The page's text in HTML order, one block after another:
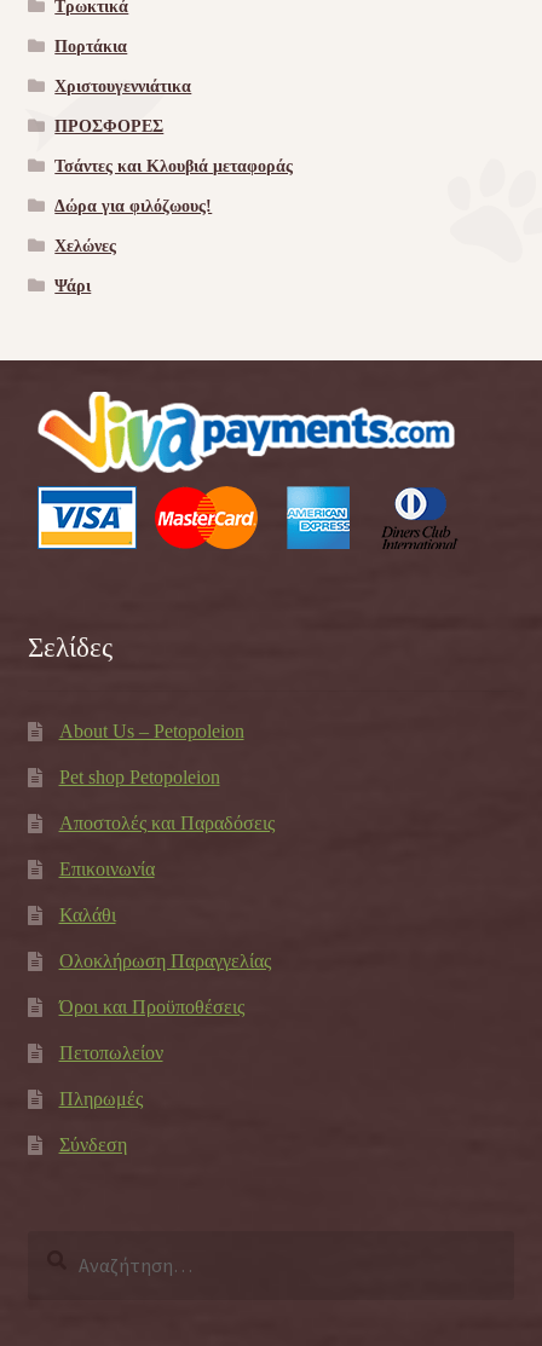
Τρωκτικά
Πορτάκια
Χριστουγεννιάτικα
ΠΡΟΣΦΟΡΕΣ
Τσάντες και Κλουβιά μεταφοράς
Δώρα για φιλόζωους!
Χελώνες
Ψάρι
Σελίδες
About Us – Petopoleion
Pet shop Petopoleion
Αποστολές και Παραδόσεις
Επικοινωνία
Καλάθι
Ολοκλήρωση Παραγγελίας
Όροι και Προϋποθέσεις
Πετοπωλείον
Πληρωμές
Σύνδεση